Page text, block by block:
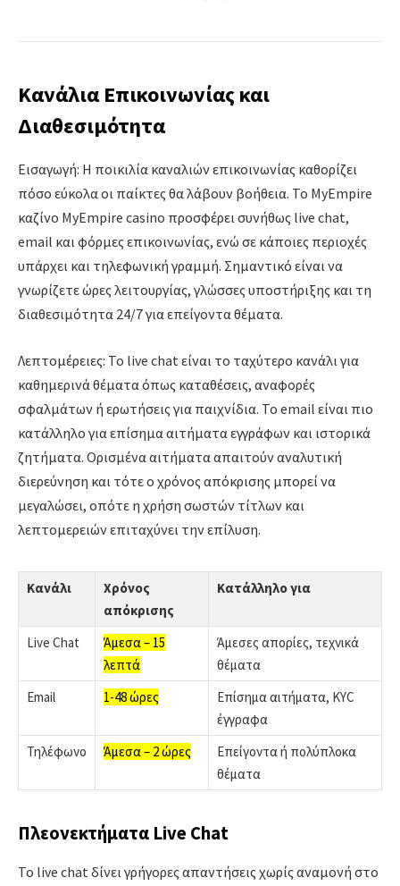
Κανάλια Επικοινωνίας και
Διαθεσιμότητα
Εισαγωγή: Η ποικιλία καναλιών επικοινωνίας καθορίζει
πόσο εύκολα οι παίκτες θα λάβουν βοήθεια. Το MyEmpire
καζίνο MyEmpire casino προσφέρει συνήθως live chat,
email και φόρμες επικοινωνίας, ενώ σε κάποιες περιοχές
υπάρχει και τηλεφωνική γραμμή. Σημαντικό είναι να
γνωρίζετε ώρες λειτουργίας, γλώσσες υποστήριξης και τη
διαθεσιμότητα 24/7 για επείγοντα θέματα.
Λεπτομέρειες: Το live chat είναι το ταχύτερο κανάλι για
καθημερινά θέματα όπως καταθέσεις, αναφορές
σφαλμάτων ή ερωτήσεις για παιχνίδια. Το email είναι πιο
κατάλληλο για επίσημα αιτήματα εγγράφων και ιστορικά
ζητήματα. Ορισμένα αιτήματα απαιτούν αναλυτική
διερεύνηση και τότε ο χρόνος απόκρισης μπορεί να
μεγαλώσει, οπότε η χρήση σωστών τίτλων και
λεπτομερειών επιταχύνει την επίλυση.
Κανάλι
Χρόνος
απόκρισης
Κατάλληλο για
Live Chat
Άμεσα – 15
λεπτά
Άμεσες απορίες, τεχνικά
θέματα
Email
1-48 ώρες
Επίσημα αιτήματα, KYC
έγγραφα
Τηλέφωνο
Άμεσα – 2 ώρες
Επείγοντα ή πολύπλοκα
θέματα
Πλεονεκτήματα Live Chat
Το live chat δίνει γρήγορες απαντήσεις χωρίς αναμονή στο